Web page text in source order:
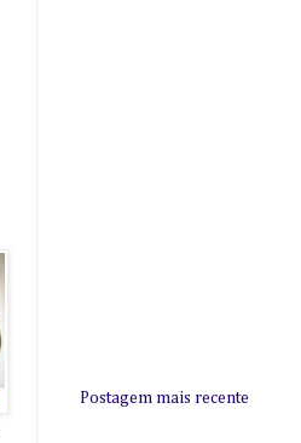
Postagem mais recente